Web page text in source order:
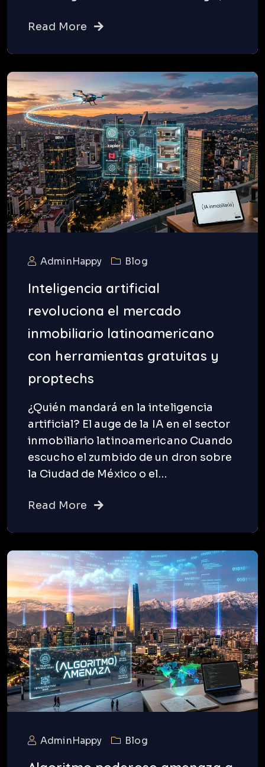
Read More
AdminHappy Blog
Inteligencia artificial
revoluciona el mercado
inmobiliario latinoamericano
con herramientas gratuitas y
proptechs
¿Quién mandará en la inteligencia
artificial? El auge de la IA en el sector
inmobiliario latinoamericano Cuando
escucho el zumbido de un dron sobre
la Ciudad de México o el…
Read More
AdminHappy Blog